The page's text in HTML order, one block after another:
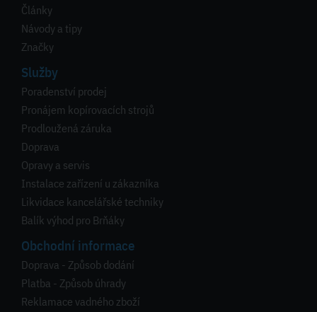
Články
Návody a tipy
Značky
Služby
Poradenství prodej
Pronájem kopírovacích strojů
Prodloužená záruka
Doprava
Opravy a servis
Instalace zařízení u zákazníka
Likvidace kancelářské techniky
Balík výhod pro Brňáky
Obchodní informace
Doprava - Způsob dodání
Platba - Způsob úhrady
Reklamace vadného zboží